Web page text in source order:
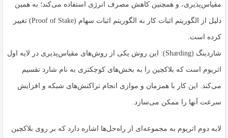
مقیاس‌پذیری، و همچنین کاهش مصرف انرژی استفاده می‌کند؛ به همین
دلیل از الگوریتم اثبات کار به الگوریتم اثبات سهام (Proof of Stake) تغییر
کرده است.
شاردینگ (Sharding): این روش یکی از روش‌های مقیاس‌پذیری در لایه اول
اتریوم است که بلاکچین را به بخش‌های کوچکتری به نام شارد تقسیم
می‌کند. این کار با همزمان و موازی انجام تراکنش‌های شبکه و افزایش
سرعت آنها را ممکن می‌سازد.
لایه دوم اتریوم به مجموعه‌ای از راه‌حل‌ها اشاره دارد که بر روی بلاکچین